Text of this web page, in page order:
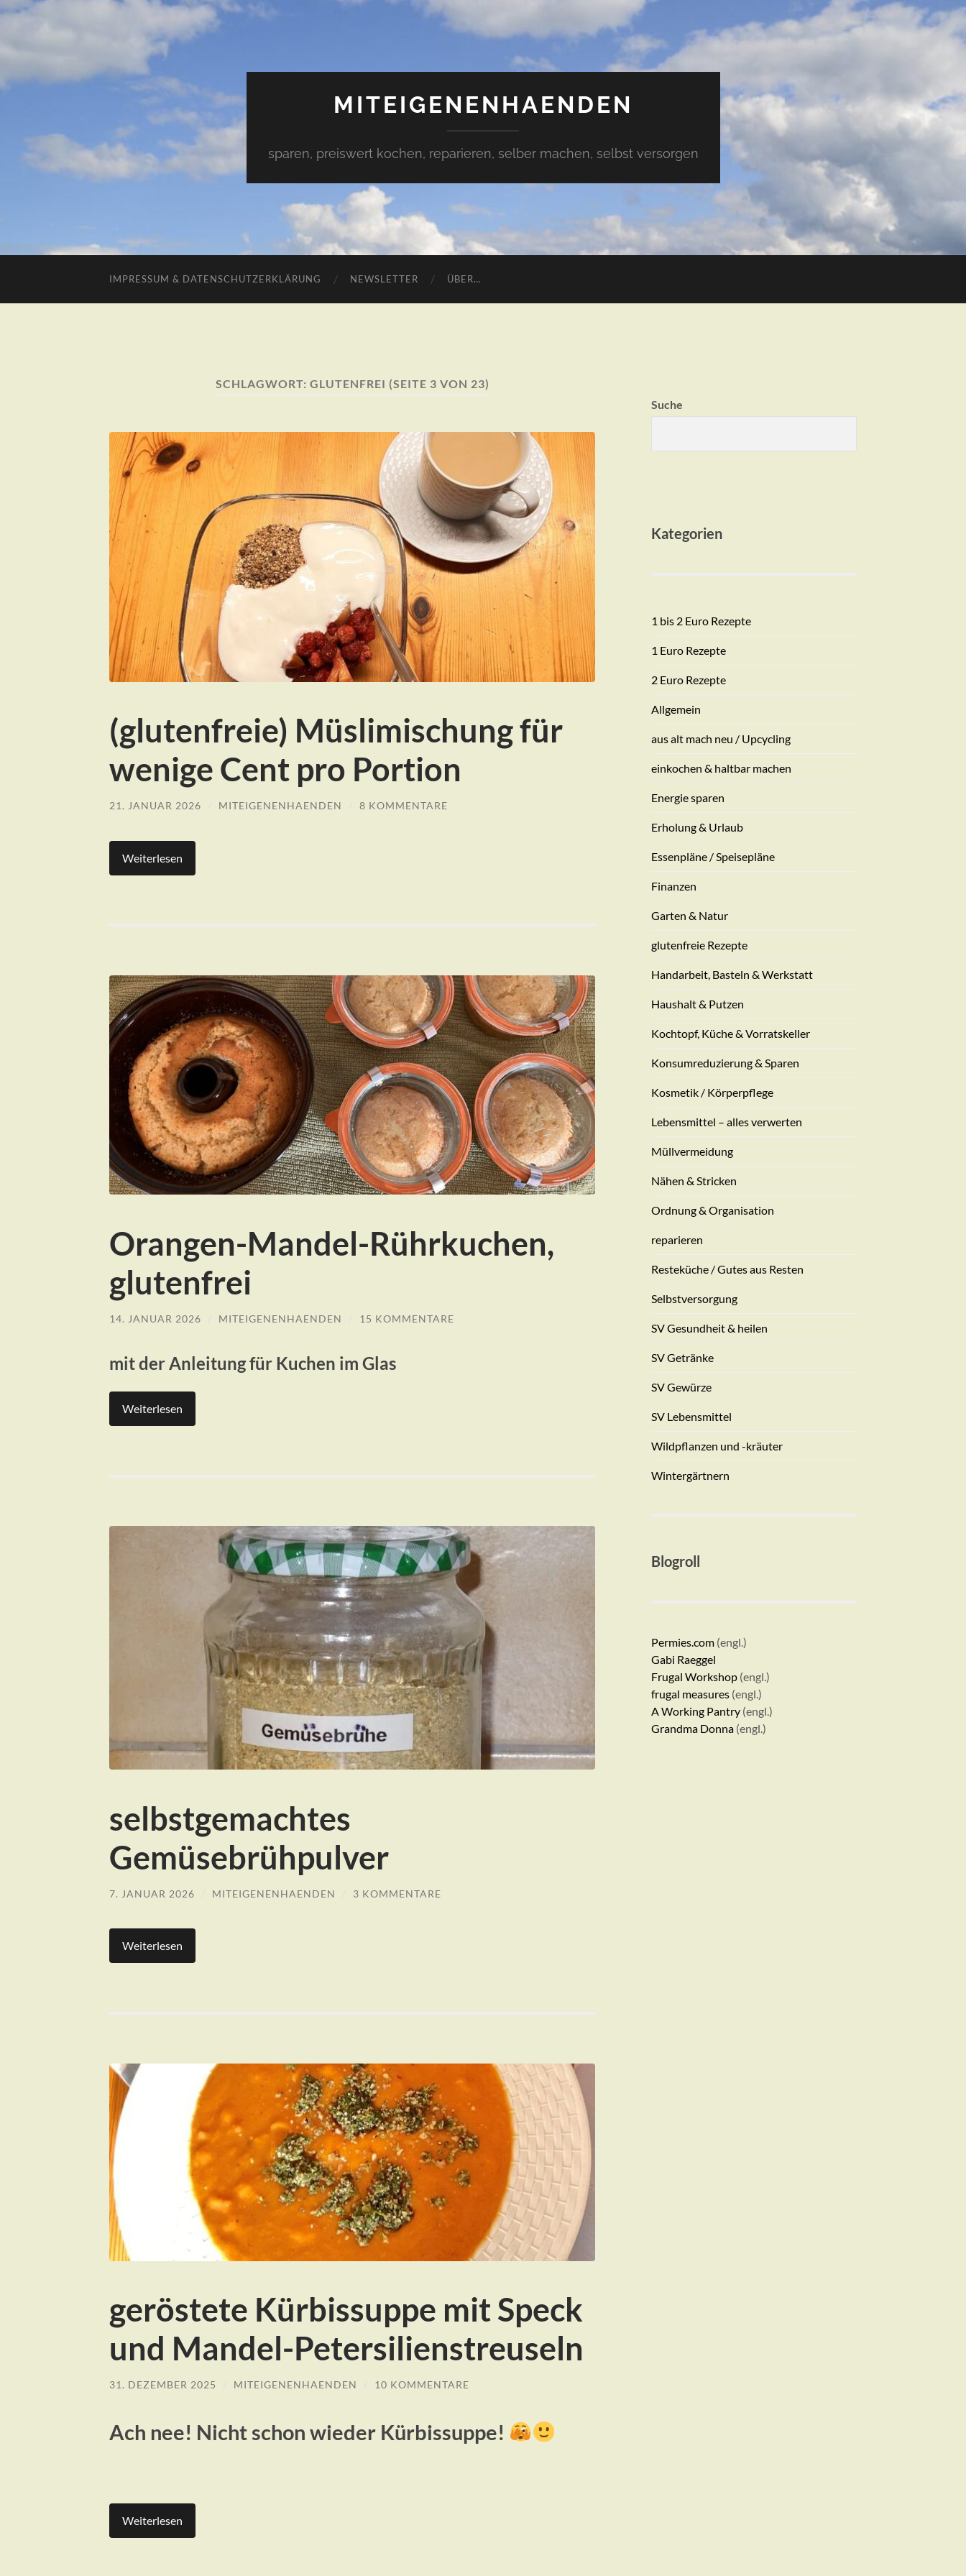
MITEIGENENHAENDEN
sparen, preiswert kochen, reparieren, selber machen, selbst versorgen
IMPRESSUM & DATENSCHUTZERKLÄRUNG NEWSLETTER ÜBER…
SCHLAGWORT: GLUTENFREI (SEITE 3 VON 23)
(glutenfreie) Müslimischung für
wenige Cent pro Portion
21. JANUAR 2026 MITEIGENENHAENDEN 8 KOMMENTARE
Weiterlesen
Orangen-Mandel-Rührkuchen,
glutenfrei
14. JANUAR 2026 MITEIGENENHAENDEN 15 KOMMENTARE
mit der Anleitung für Kuchen im Glas
Weiterlesen
selbstgemachtes
Gemüsebrühpulver
7. JANUAR 2026 MITEIGENENHAENDEN 3 KOMMENTARE
Weiterlesen
geröstete Kürbissuppe mit Speck
und Mandel-Petersilienstreuseln
31. DEZEMBER 2025 MITEIGENENHAENDEN 10 KOMMENTARE
Ach nee! Nicht schon wieder Kürbissuppe!
Weiterlesen
Suche
Kategorien
1 bis 2 Euro Rezepte
1 Euro Rezepte
2 Euro Rezepte
Allgemein
aus alt mach neu / Upcycling
einkochen & haltbar machen
Energie sparen
Erholung & Urlaub
Essenpläne / Speisepläne
Finanzen
Garten & Natur
glutenfreie Rezepte
Handarbeit, Basteln & Werkstatt
Haushalt & Putzen
Kochtopf, Küche & Vorratskeller
Konsumreduzierung & Sparen
Kosmetik / Körperpflege
Lebensmittel – alles verwerten
Müllvermeidung
Nähen & Stricken
Ordnung & Organisation
reparieren
Resteküche / Gutes aus Resten
Selbstversorgung
SV Gesundheit & heilen
SV Getränke
SV Gewürze
SV Lebensmittel
Wildpflanzen und -kräuter
Wintergärtnern
Blogroll
Permies.com (engl.)
Gabi Raeggel
Frugal Workshop (engl.)
frugal measures (engl.)
A Working Pantry (engl.)
Grandma Donna (engl.)